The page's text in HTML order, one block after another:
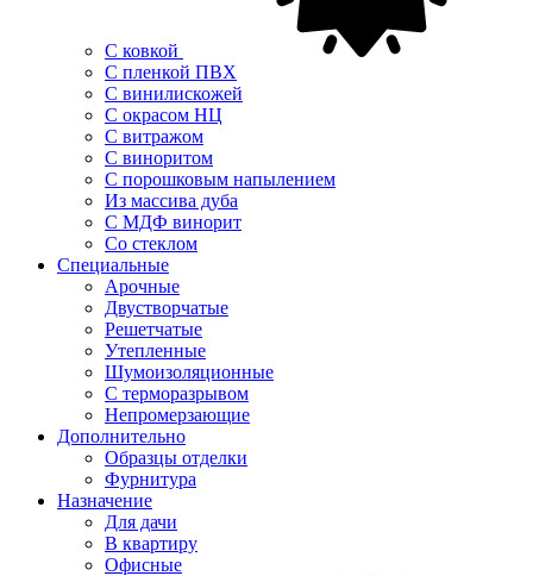
С ковкой
С пленкой ПВХ
С винилискожей
С окрасом НЦ
С витражом
С виноритом
С порошковым напылением
Из массива дуба
С МДФ винорит
Со стеклом
Специальные
Арочные
Двустворчатые
Решетчатые
Утепленные
Шумоизоляционные
С терморазрывом
Непромерзающие
Дополнительно
Образцы отделки
Фурнитура
Назначение
Для дачи
В квартиру
Офисные